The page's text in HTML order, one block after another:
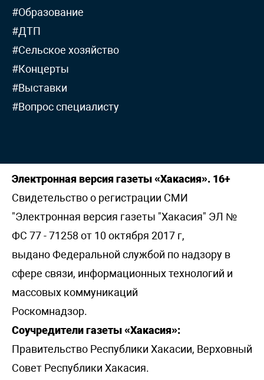
#Образование
#ДТП
#Сельское хозяйство
#Концерты
#Выставки
#Вопрос специалисту
Электронная версия газеты «Хакасия». 16+
Свидетельство о регистрации СМИ
"Электронная версия газеты "Хакасия" ЭЛ №
ФС 77 - 71258 от 10 октября 2017 г,
выдано Федеральной службой по надзору в
сфере связи, информационных технологий и
массовых коммуникаций
Роскомнадзор.
Соучредители газеты «Хакасия»:
Правительство Республики Хакасии, Верховный
Совет Республики Хакасия.